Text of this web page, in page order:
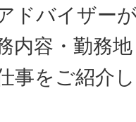
ドバイザー
内容・勤務
事をご紹介